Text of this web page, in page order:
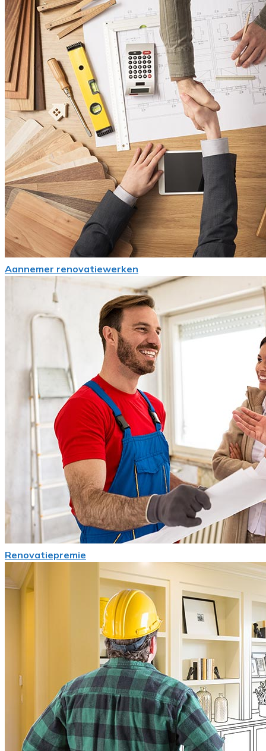
Aannemer renovatiewerken
Renovatiepremie